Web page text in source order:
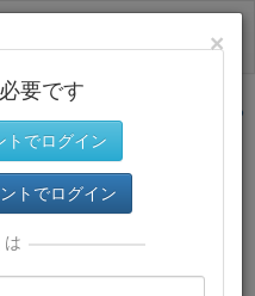
サイトトップに戻る
ンロードでき、快適な動画
×
要です
トでログイン
トでログイン
は